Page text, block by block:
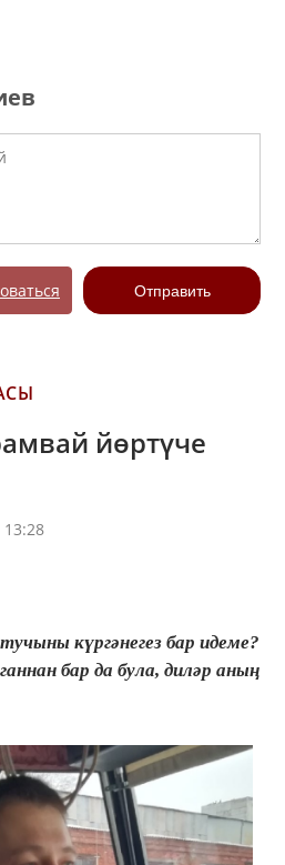
Отправить
йөртүче
күргәнегез бар идеме?
бар да була, диләр аның